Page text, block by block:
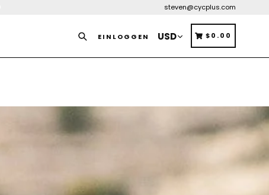
steven@cycplus.com
Suchen
EINLOGGEN $0.00